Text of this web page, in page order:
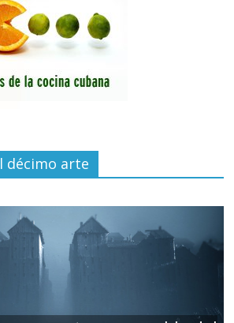
décimo arte